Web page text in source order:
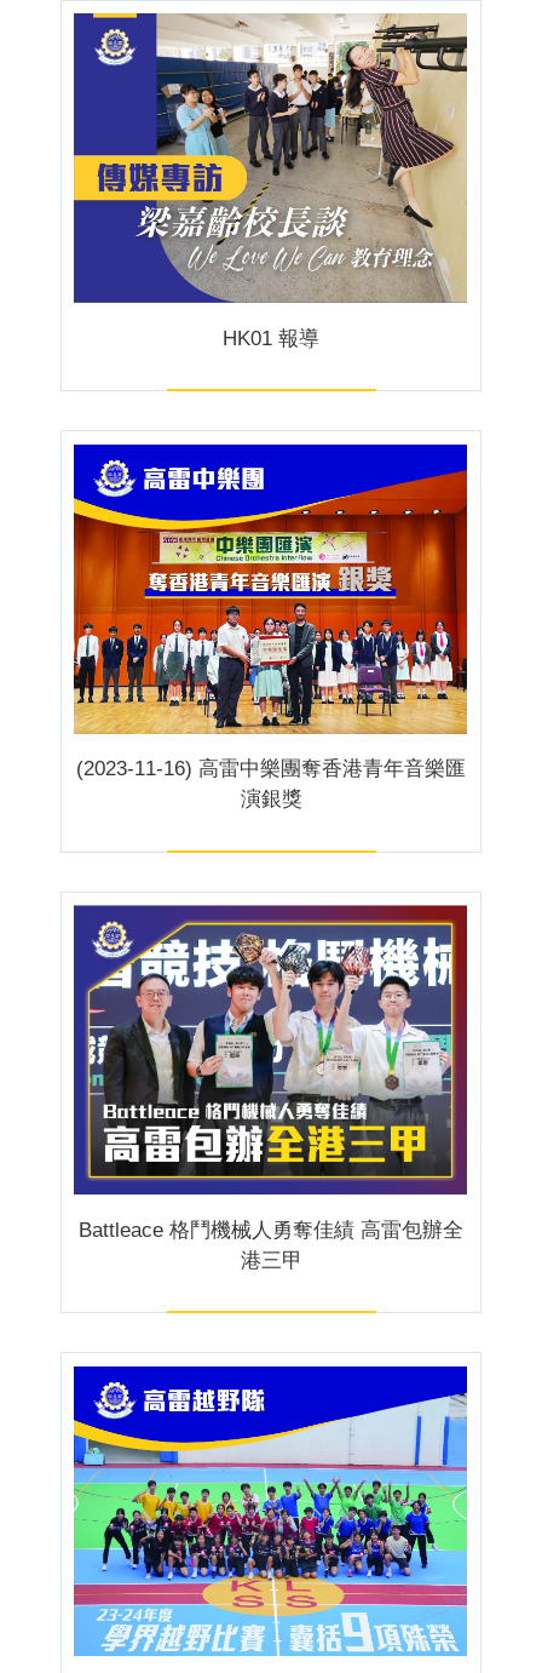
HK01 報導
(2023-11-16) 高雷中樂團奪香港青年音樂匯
演銀獎
Battleace 格鬥機械人勇奪佳績 高雷包辦全
港三甲